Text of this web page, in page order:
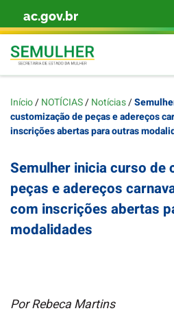
Skip to content
ac.gov.br
Início/NOTÍCIAS/Notícias/
customização de peças e adereços
inscrições abertas para outras
Semulher inicia curso de
peças e adereços
com inscrições abertas
modalidades
Por Rebeca Martins